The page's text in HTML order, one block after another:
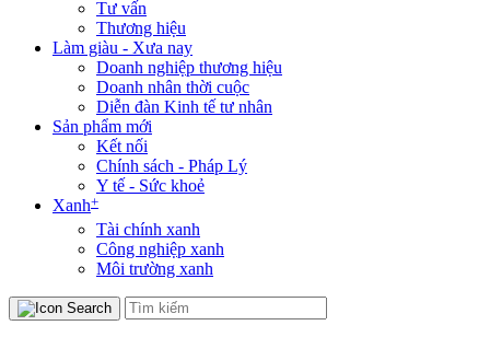
Tư vấn
Thương hiệu
Làm giàu - Xưa nay
Doanh nghiệp thương hiệu
Doanh nhân thời cuộc
Diễn đàn Kinh tế tư nhân
Sản phẩm mới
Kết nối
Chính sách - Pháp Lý
Y tế - Sức khoẻ
Xanh+
Tài chính xanh
Công nghiệp xanh
Môi trường xanh